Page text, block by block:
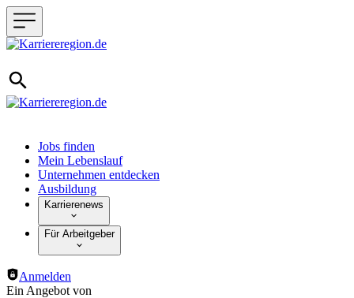
Haupt-Navigation
Jobs finden
Mein Lebenslauf
Unternehmen entdecken
Ausbildung
Karrierenews
Für Arbeitgeber
Anmelden
Ein Angebot von